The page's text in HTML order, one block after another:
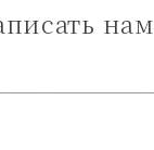
нам